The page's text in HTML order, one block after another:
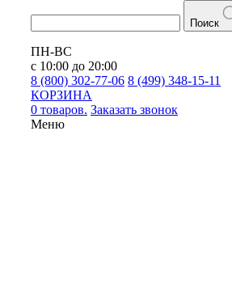
Поиск
ПН-ВС
с 10:00 до 20:00
8 (800) 302-77-06 8 (499) 348-15-11
КОРЗИНА
0 товаров. Заказать звонок
Меню